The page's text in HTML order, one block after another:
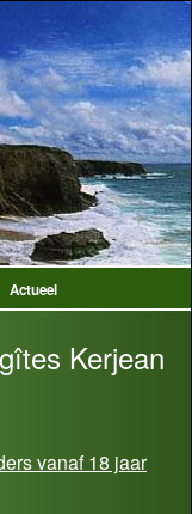
Actueel
Kerjean
vanaf 18 jaar